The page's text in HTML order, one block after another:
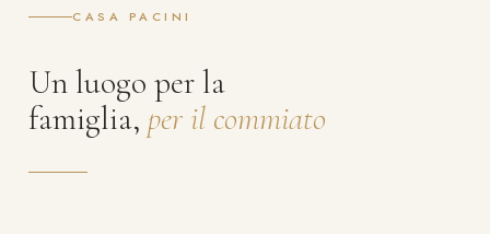
CASA PACINI
Un luogo per la
famiglia, per il commiato